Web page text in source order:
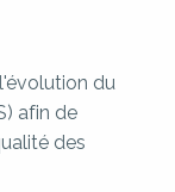
du
afin de
des